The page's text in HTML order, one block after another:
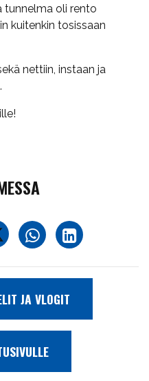
tunnelma oli rento
kuitenkin tosissaan
nettiin, instaan ja
JA VLOGIT